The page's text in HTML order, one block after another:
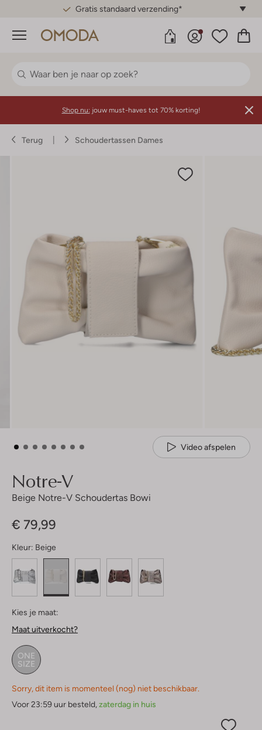
Gratis standaard verzending*
Menu
Shop nu: jouw must-haves tot 70% korting!
Terug Schoudertassen Dames
Video afspelen
Notre-V
Beige Notre-V Schoudertas Bowi
€ 79,99
Kleur: Beige
Kies je maat:
Maat uitverkocht?
ONE
SIZE
Sorry, dit item is momenteel (nog) niet beschikbaar.
Voor 23:59 uur besteld,zaterdag in huis